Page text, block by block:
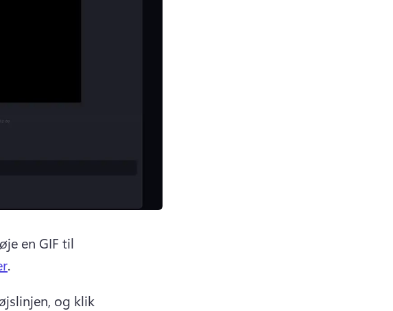
en GIF til
.
og klik